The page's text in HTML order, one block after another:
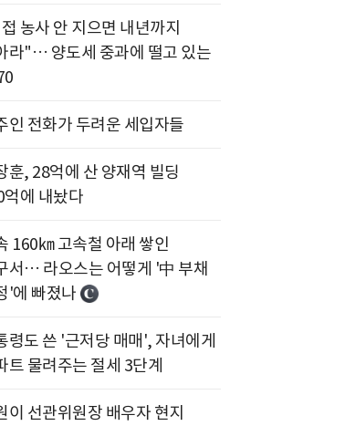
농사 안 지으면 내년까지
라"… 양도세 중과에 떨고 있는
인 전화가 두려운 세입자들
훈, 28억에 산 양재역 빌딩
억에 내놨다
160㎞ 고속철 아래 쌓인
서… 라오스는 어떻게 '中 부채
'에 빠졌나
령도 쓴 '근저당 매매', 자녀에게
트 물려주는 절세 3단계
이 선관위원장 배우자 현지